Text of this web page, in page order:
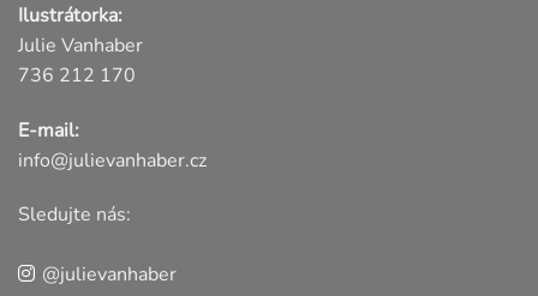
vybrat
na
stránce
Ilustrátorka:
Julie Vanhaber
736 212 170
E-mail:
info@julievanhaber.cz
Sledujte nás:
@julievanhaber